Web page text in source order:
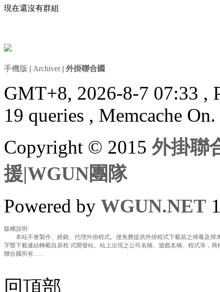
現在還沒有群組
手機版 | Archiver| 外掛聯合國
GMT+8, 2026-8-7 07:33 ,
19 queries , Memcache On.
Copyright © 2015外掛聯
援|WGUN團隊
Powered by WGUN.NET
版權說明:
本站不會製作、經銷、代理外掛程式。僅免費提供外掛程式下載前之掃毒及掃
字暨下載連結轉載自原程 式開發站。站上出現之公司名稱、遊戲名稱、程式等，
聯合國所有.......
回頂部